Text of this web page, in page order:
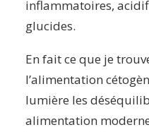
inflammatoires,
glucides.
En fait ce que je
l’alimentation
lumière les
alimentation